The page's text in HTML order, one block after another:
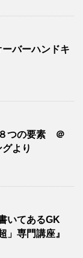
バーハンドキ
つの要素 ＠
より
いてあるGK
」専門講座』